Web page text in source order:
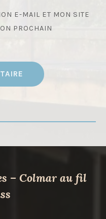
E-MAIL ET MON SITE
PROCHAIN
– Colmar au fil